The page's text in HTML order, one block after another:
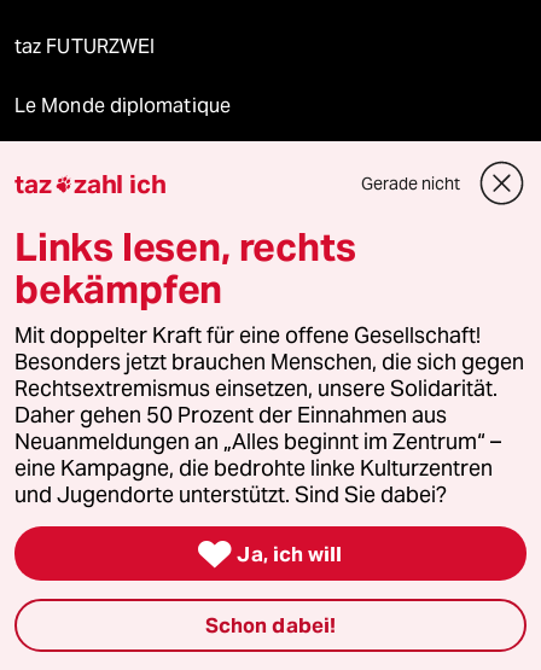
taz FUTURZWEI
Le Monde diplomatique
Mehr taz Angebote
Reisen
Kantine
Shop
Anzeigen
Fragen & Hilfe
taz zahl ich Gerade nicht
Links lesen, rechts
bekämpfen
Mit doppelter Kraft für eine offene Gesellschaft!
Besonders jetzt brauchen Menschen, die sich gegen
Rechtsextremismus einsetzen, unsere Solidarität.
Daher gehen 50 Prozent der Einnahmen aus
Neuanmeldungen an „Alles beginnt im Zentrum“ –
eine Kampagne, die bedrohte linke Kulturzentren
und Jugendorte unterstützt. Sind Sie dabei?
 Ja, ich will
Schon dabei!